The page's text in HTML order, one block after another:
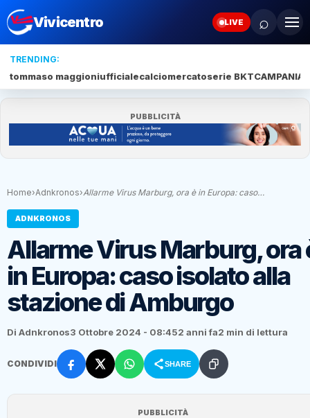
Vivicentro LIVE ⌕
TRENDING:
tommaso maggioniufficialecalciomercatoserie BKTCAMPANIA
PUBBLICITÀ
Home›Adnkronos›Allarme Virus Marburg, ora è in Europa: caso…
ADNKRONOS
Allarme Virus Marburg, ora
in Europa: caso isolato alla
stazione di Amburgo
Di Adnkronos3 Ottobre 2024 - 08:452 anni fa2 min di lettura
CONDIVIDI SHARE
PUBBLICITÀ